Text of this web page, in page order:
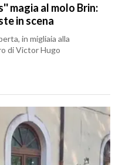
magia al molo Brin:
in scena
in migliaia alla
di Victor Hugo